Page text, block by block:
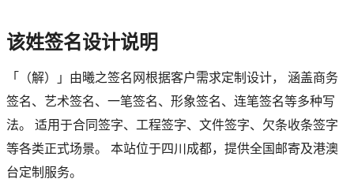
该姓签名设计说明
「 （解）
」由曦之签名网根据客户需求定制设计， 涵盖商务
签名、艺术签名、一笔签名、形象签名、连笔签名等多种写
法。 适用于合同签字、工程签字、文件签字、欠条收条签字
等各类正式场景。 本站位于四川成都，提供全国邮寄及港澳
台定制服务。